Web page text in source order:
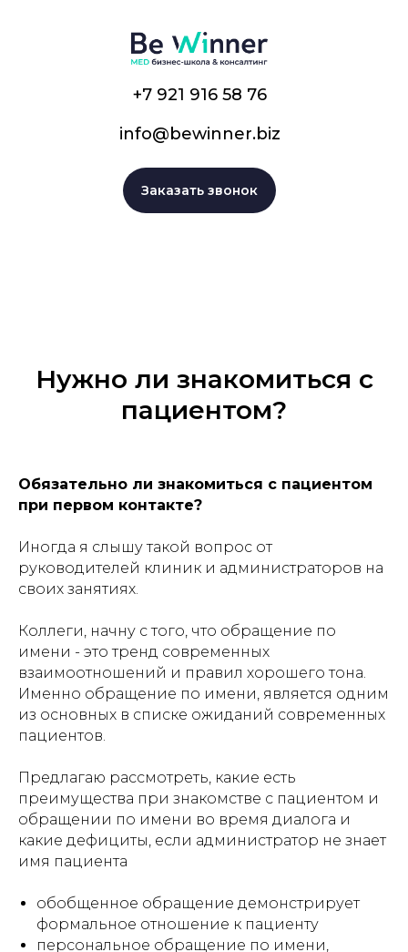
+7 921 916 58 76
info@bewinner.biz
Заказать звонок
Нужно ли знакомиться с
пациентом?
Обязательно ли знакомиться с пациентом
при первом контакте?
Иногда я слышу такой вопрос от
руководителей клиник и администраторов на
своих занятиях.
Коллеги, начну с того, что обращение по
имени - это тренд современных
взаимоотношений и правил хорошего тона.
Именно обращение по имени, является одним
из основных в списке ожиданий современных
пациентов.
Предлагаю рассмотреть, какие есть
преимущества при знакомстве с пациентом и
обращении по имени во время диалога и
какие дефициты, если администратор не знает
имя пациента
обобщенное обращение демонстрирует
формальное отношение к пациенту
персональное обращение по имени,